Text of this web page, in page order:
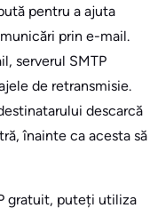
pentru a ajuta
prin e-mail.
serverul SMTP
de retransmisie.
descarcă
înainte ca acesta să
gratuit, puteți utiliza